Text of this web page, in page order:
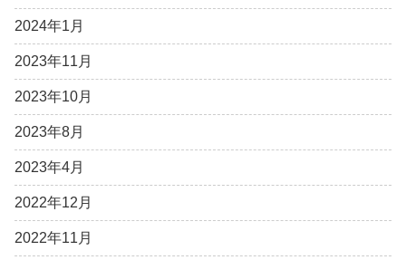
2024年1月
2023年11月
2023年10月
2023年8月
2023年4月
2022年12月
2022年11月